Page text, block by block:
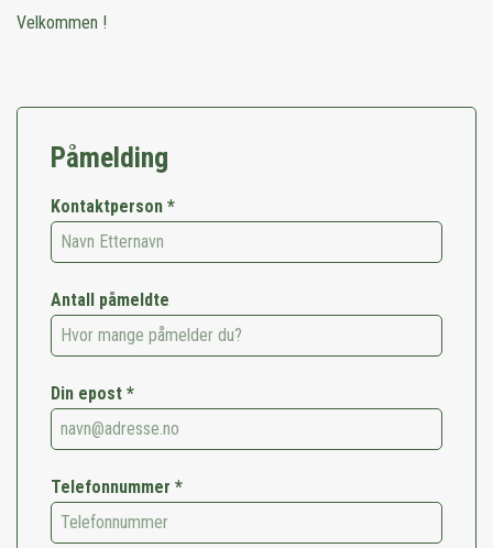
Velkommen !
Påmelding
Kontaktperson *
Antall påmeldte
Din epost *
Telefonnummer *